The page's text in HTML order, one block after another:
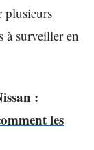
plusieurs
à surveiller en
:
les